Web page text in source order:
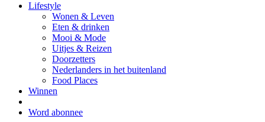
Lifestyle
Wonen & Leven
Eten & drinken
Mooi & Mode
Uitjes & Reizen
Doorzetters
Nederlanders in het buitenland
Food Places
Winnen
Word abonnee